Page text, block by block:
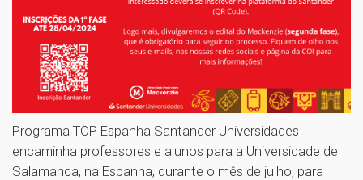
Programa TOP Espanha Santander Universidades
encaminha professores e alunos para a Universidade de
Salamanca, na Espanha, durante o mês de julho, para